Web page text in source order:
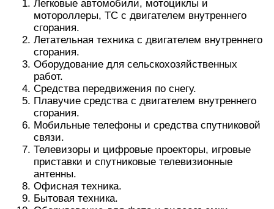
Легковые автомобили, мотоциклы и
мотороллеры, ТС с двигателем внутреннего
сгорания.
Летательная техника с двигателем внутреннего
сгорания.
Оборудование для сельскохозяйственных
работ.
Средства передвижения по снегу.
Плавучие средства с двигателем внутреннего
сгорания.
Мобильные телефоны и средства спутниковой
связи.
Телевизоры и цифровые проекторы, игровые
приставки и спутниковые телевизионные
антенны.
Офисная техника.
Бытовая техника.